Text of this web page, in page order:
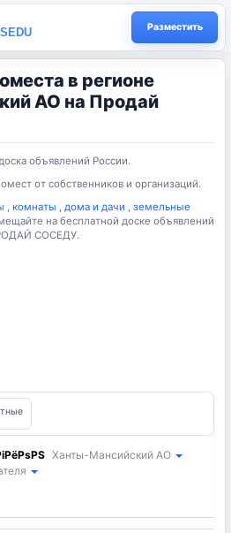
Разместить
в регионе
АО на Продай
объявлений России.
от собственников и организаций.
, комнаты , дома и дачи , земельные
на бесплатной доске объявлений
СОСЕДУ.
Ханты-Мансийский АО